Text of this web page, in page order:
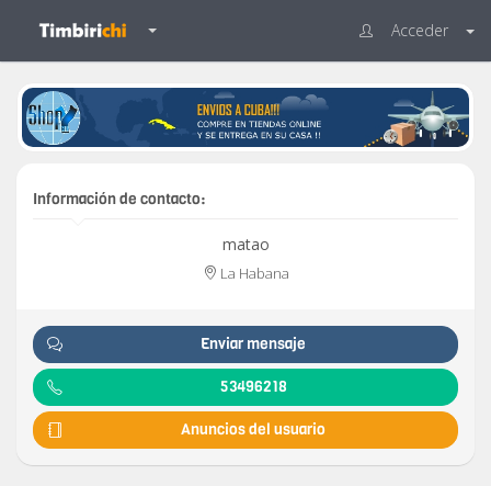
Acceder
Información de contacto:
matao
La Habana
Enviar mensaje
53496218
Anuncios del usuario